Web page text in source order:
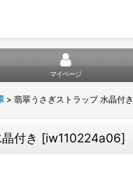
マイページ
> 翡翠うさぎストラップ 水晶付き
付き [iw110224a06]